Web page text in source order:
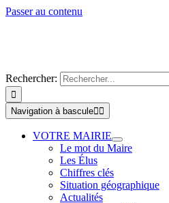
Passer au contenu
Rechercher:
Navigation à bascule
VOTRE MAIRIE
Le mot du Maire
Les Élus
Chiffres clés
Situation géographique
Actualités